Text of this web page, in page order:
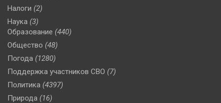
Налоги (2)
Наука (3)
Образование (440)
Общество (48)
Погода (1280)
Поддержка участников СВО (7)
Политика (4397)
Природа (16)